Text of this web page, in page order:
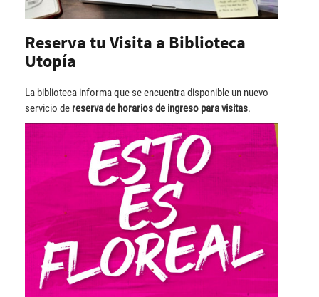
Reserva tu Visita a Biblioteca
Utopía
La biblioteca informa que se encuentra disponible un nuevo
servicio de reserva de horarios de ingreso para visitas.